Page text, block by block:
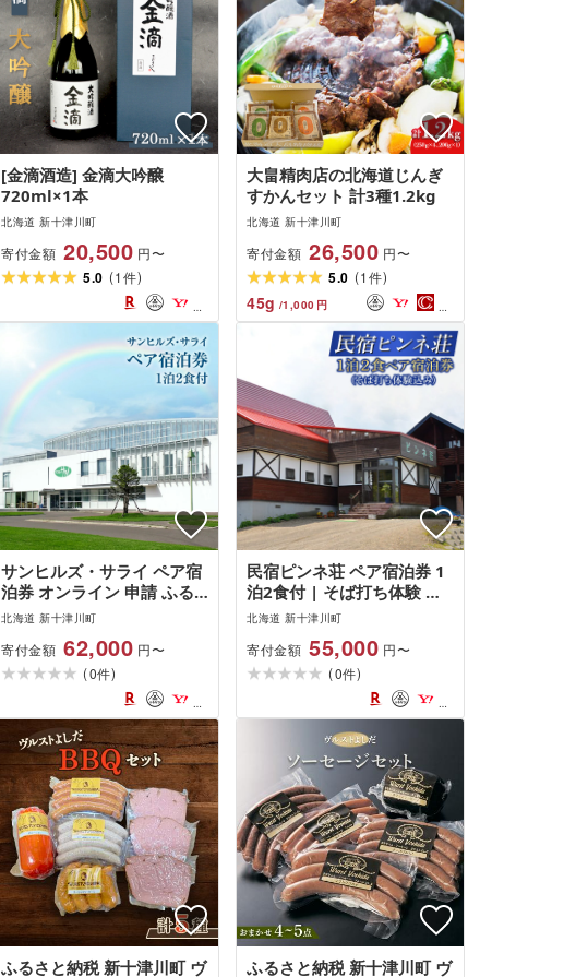
[金滴酒造] 金滴大吟醸
720ml×1本
北海道 新十津川町
寄付金額 20,500 円〜
5.0 (1件)
大畠精肉店の北海道じんぎ
すかんセット 計3種1.2kg
北海道 新十津川町
寄付金額 26,500 円〜
5.0 (1件)
45g /1,000 円
サンヒルズ・サライ ペア宿
泊券 オンライン 申請 ふる
さと納税 北海道 新十津川
事付きペア宿泊券 1泊2食付
新十津川町
北海道 新十津川町
寄付金額 62,000 円〜
(0件)
民宿ピンネ荘 ペア宿泊券 1
泊2食付 | そば打ち体験 ロ
グハウス 隠れ家 手打ちそば
ット 2名 北海道 新十津川町
北海道 新十津川町
寄付金額 55,000 円〜
(0件)
ふるさと納税 新十津川町 ヴ
ふるさと納税 新十津川町 ヴ